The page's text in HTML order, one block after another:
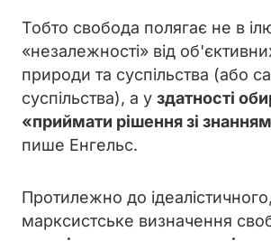
Тобто свобода полягає не в
«незалежності» від
природи та суспільства (або
суспільства), а у здатності
«приймати рішення зі
пише Енгельс.
Протилежно до ідеалістичного,
марксистське визначення